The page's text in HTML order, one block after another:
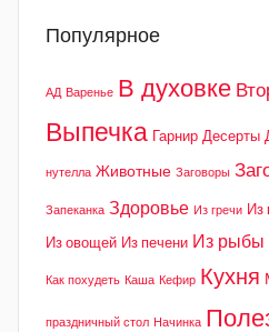
Популярное
АД Варенье В духовке
Выпечка Гарнир Десерты
нутелла Животные Заговоры
Запеканка Здоровье Из гречи Из
Из овощей Из печени Из рыбы
Как похудеть Каша Кефир Кухня
праздничный стол Начинка